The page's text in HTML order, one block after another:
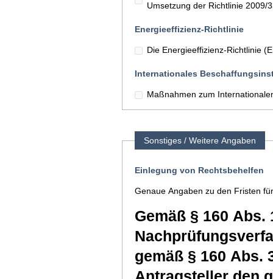
Umsetzung der Richtlinie 2009/
Energieeffizienz-Richtlinie
Die Energieeffizienz-Richtlinie
Internationales
Maßnahmen zum
Sonstiges / Weitere Angaben
Einlegung von Rechtsbehelfen
Genaue Angaben zu den Fristen
Gemäß § 160
gemäß § 160 Abs.